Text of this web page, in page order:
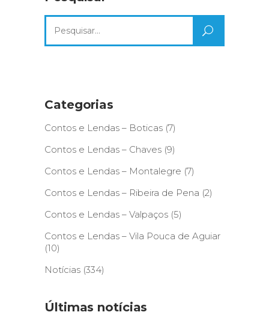
for:
Categorias
Contos e Lendas – Boticas (7)
Contos e Lendas – Chaves (9)
Contos e Lendas – Montalegre (7)
Contos e Lendas – Ribeira de Pena (2)
Contos e Lendas – Valpaços (5)
Contos e Lendas – Vila Pouca de Aguiar
(10)
Notícias (334)
Últimas notícias